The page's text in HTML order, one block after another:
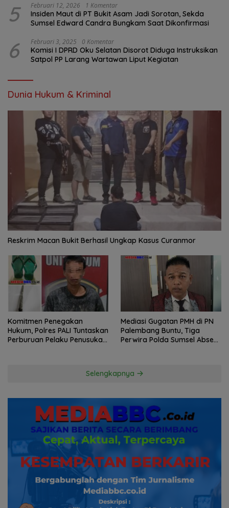
5 Februari 12, 2026 1 Komentar
Insiden Maut di PT Bukit Asam Jadi Sorotan, Sekda
Sumsel Edward Candra Bungkam Saat Dikonfirmasi
6 Februari 3, 2025 0 Komentar
Komisi I DPRD Oku Selatan Disorot Diduga Instruksikan
Satpol PP Larang Wartawan Liput Kegiatan
Dunia Hukum & Kriminal
Reskrim Macan Bukit Berhasil Ungkap Kasus Curanmor
Komitmen Penegakan
Hukum, Polres PALI Tuntaskan
Perburuan Pelaku Penusukan
Mediasi Gugatan PMH di PN
Palembang Buntu, Tiga
Perwira Polda Sumsel Absen,
Selengkapnya